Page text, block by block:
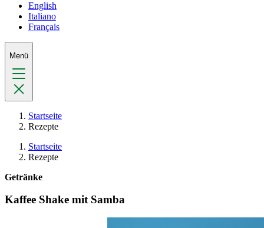
English
Italiano
Français
Menü
Startseite
Rezepte
Startseite
Rezepte
Getränke
Kaffee Shake mit Samba